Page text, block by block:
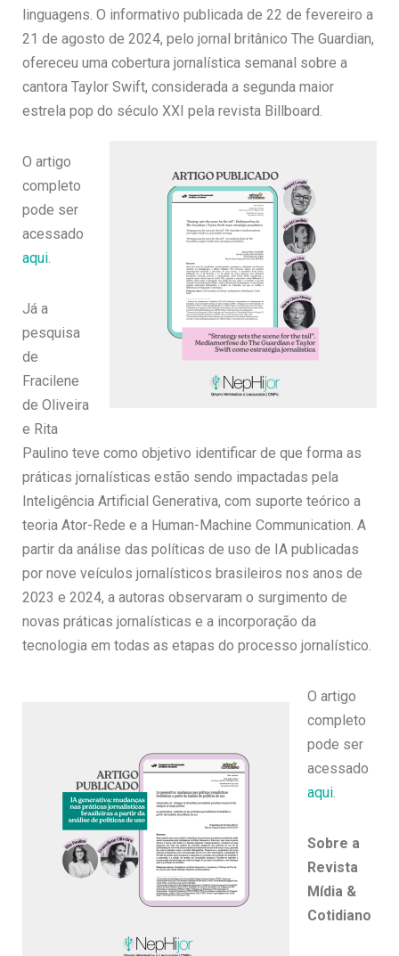
linguagens. O informativo publicada de 22 de fevereiro a
21 de agosto de 2024, pelo jornal britânico The Guardian,
ofereceu uma cobertura jornalística semanal sobre a
cantora Taylor Swift, considerada a segunda maior
estrela pop do século XXI pela revista Billboard.
O artigo
completo
pode ser
acessado
aqui.
Já a
pesquisa
de
Fracilene
de Oliveira
e Rita
Paulino teve como objetivo identificar de que forma as
práticas jornalísticas estão sendo impactadas pela
Inteligência Artificial Generativa, com suporte teórico a
teoria Ator-Rede e a Human-Machine Communication. A
partir da análise das políticas de uso de IA publicadas
por nove veículos jornalísticos brasileiros nos anos de
2023 e 2024, a autoras observaram o surgimento de
novas práticas jornalísticas e a incorporação da
tecnologia em todas as etapas do processo jornalístico.
O artigo
completo
pode ser
acessado
aqui.
Sobre a
Revista
Mídia &
Cotidiano